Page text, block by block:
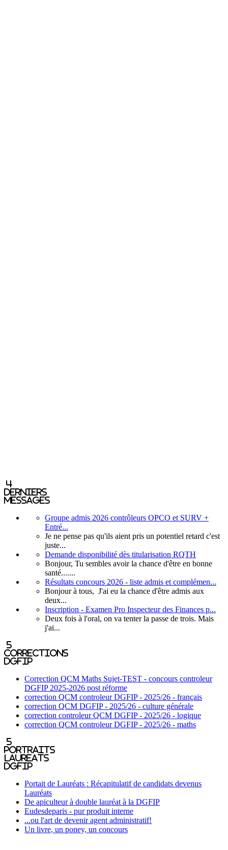
4
derniers
messages
Groupe admis 2026 contrôleurs OPCO et SURV +
Entré...
Je ne pense pas qu'ils aient pris un potentiel retard c'est
juste...
Demande disponibilité dès titularisation RQTH
Bonjour, Tu sembles avoir la chance d'être en bonne
santé.......
Résultats concours 2026 - liste admis et complémen...
Bonjour à tous, J'ai eu la chance d'être admis aux
deux...
Inscription - Examen Pro Inspecteur des Finances p...
Deux fois à l'oral, on va tenter la passe de trois. Mais
j'ai...
5
corrections
DGFIP
Correction QCM Maths Sujet-TEST - concours controleur
DGFIP 2025-2026 post réforme
correction QCM controleur DGFIP - 2025/26 - français
correction QCM DGFIP - 2025/26 - culture générale
correction controleur QCM DGFIP - 2025/26 - logique
correction QCM controleur DGFIP - 2025/26 - maths
5
portraits
laureats
DGFIP
Portait de Lauréats : Récapitulatif de candidats devenus
Lauréats
De apiculteur à double lauréat à la DGFIP
Eudesdeparis - pur produit interne
...ou l'art de devenir agent administratif!
Un livre, un poney, un concours